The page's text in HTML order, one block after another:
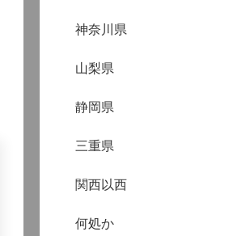
神奈川県
山梨県
静岡県
三重県
関西以西
何処か